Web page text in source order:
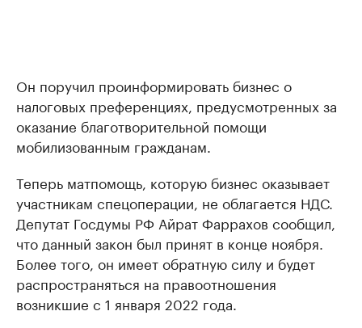
Он поручил проинформировать бизнес о
налоговых преференциях, предусмотренных за
оказание благотворительной помощи
мобилизованным гражданам.
Теперь матпомощь, которую бизнес оказывает
участникам спецоперации, не облагается НДС.
Депутат Госдумы РФ Айрат Фаррахов сообщил,
что данный закон был принят в конце ноября.
Более того, он имеет обратную силу и будет
распространяться на правоотношения
возникшие с 1 января 2022 года.